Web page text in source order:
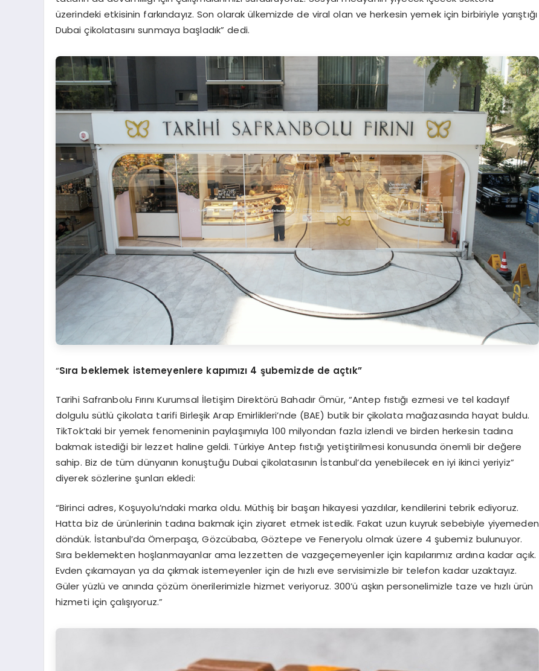
üzerindeki etkisinin farkındayız. Son olarak ülkemizde de viral olan ve herkesin yemek için birbiriyle yarıştığı
Dubai çikolatasını sunmaya başladık” dedi.
“Sıra beklemek istemeyenlere kapımızı 4 şubemizde de açtık”
Tarihi Safranbolu Fırını Kurumsal İletişim Direktörü Bahadır Ömür, “Antep fıstığı ezmesi ve tel kadayıf
dolgulu sütlü çikolata tarifi Birleşik Arap Emirlikleri’nde (BAE) butik bir çikolata mağazasında hayat buldu.
TikTok’taki bir yemek fenomeninin paylaşımıyla 100 milyondan fazla izlendi ve birden herkesin tadına
bakmak istediği bir lezzet haline geldi. Türkiye Antep fıstığı yetiştirilmesi konusunda önemli bir değere
sahip. Biz de tüm dünyanın konuştuğu Dubai çikolatasının İstanbul’da yenebilecek en iyi ikinci yeriyiz”
diyerek sözlerine şunları ekledi:
“Birinci adres, Koşuyolu’ndaki marka oldu. Müthiş bir başarı hikayesi yazdılar, kendilerini tebrik ediyoruz.
Hatta biz de ürünlerinin tadına bakmak için ziyaret etmek istedik. Fakat uzun kuyruk sebebiyle yiyemeden
döndük. İstanbul’da Ömerpaşa, Gözcübaba, Göztepe ve Feneryolu olmak üzere 4 şubemiz bulunuyor.
Sıra beklemekten hoşlanmayanlar ama lezzetten de vazgeçemeyenler için kapılarımız ardına kadar açık.
Evden çıkamayan ya da çıkmak istemeyenler için de hızlı eve servisimizle bir telefon kadar uzaktayız.
Güler yüzlü ve anında çözüm önerilerimizle hizmet veriyoruz. 300’ü aşkın personelimizle taze ve hızlı ürün
hizmeti için çalışıyoruz.”